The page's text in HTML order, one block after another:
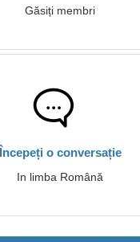
Găsiți membri
Începeți o conversație
In limba Română